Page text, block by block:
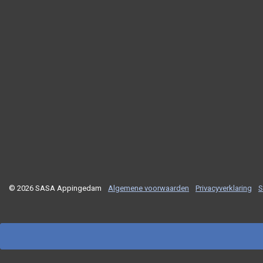
© 2026 SASA Appingedam Algemene voorwaarden Privacyverklaring